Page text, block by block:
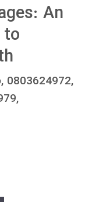
An
0803624972,